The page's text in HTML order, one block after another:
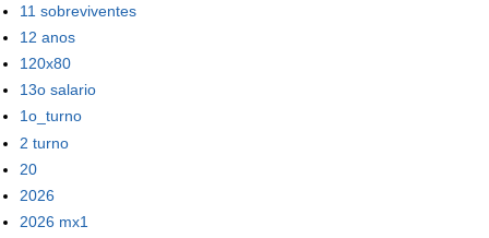
11 sobreviventes
12 anos
120x80
13o salario
1o_turno
2 turno
20
2026
2026 mx1